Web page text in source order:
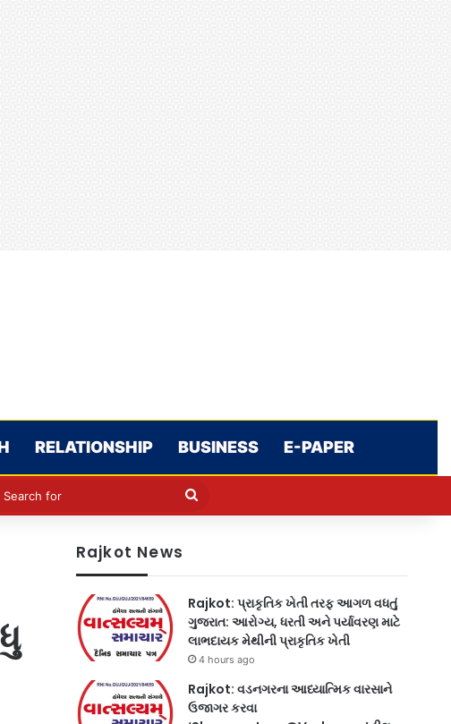
RELATIONSHIP BUSINESS E-PAPER
Article
skin
Search
Rajkot News
Rajkot: પ્રાકૃતિક ખેતી તરફ આગળ વધતું
ગુજરાત: આરોગ્ય, ધરતી અને પર્યાવરણ માટે
લાભદાયક મેથીની પ્રાકૃતિક ખેતી
4 hours ago
Rajkot: વડનગરના આધ્યાત્મિક વારસાને
ઉજાગર કરવા